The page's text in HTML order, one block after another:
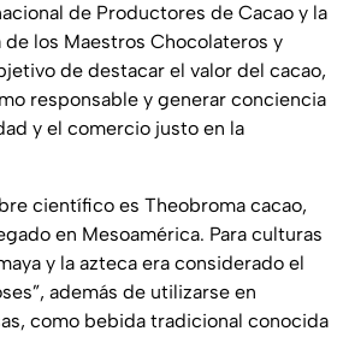
de Productores de Cacao y la
de los Maestros Chocolateros y
de destacar el valor del cacao,
responsable y generar conciencia
y el comercio justo en la
científico es Theobroma cacao,
en Mesoamérica. Para culturas
y la azteca era considerado el
además de utilizarse en
como bebida tradicional conocida